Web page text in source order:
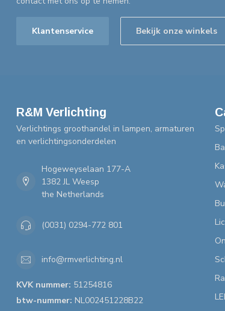
Klantenservice Bekijk onze winkels
R&M Verlichting
Verlichtings groothandel in lampen, armaturen
en verlichtingsonderdelen
Hogeweyselaan 177-A
1382 JL Weesp
the Netherlands
(0031) 0294-772 801
info@rmverlichting.nl
KVK nummer: 51254816
btw-nummer: NL002451228B22